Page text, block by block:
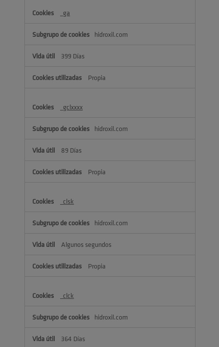
_ga
hidroxil.com
399 Días
Propia
_gclxxxx
hidroxil.com
89 Días
Propia
_clsk
hidroxil.com
Algunos segundos
Propia
_clck
hidroxil.com
364 Días